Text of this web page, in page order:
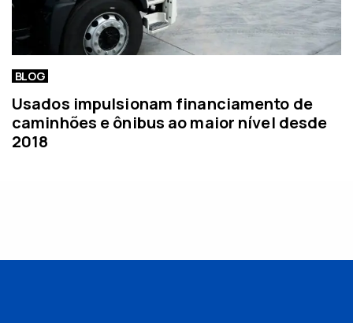
BLOG
Usados impulsionam financiamento de
caminhões e ônibus ao maior nível desde
2018